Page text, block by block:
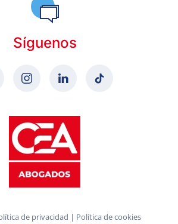
Síguenos
de privacidad | Política de cookies